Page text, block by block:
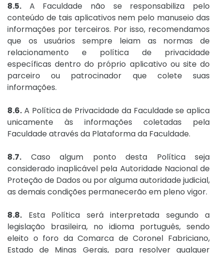
8.5. A Faculdade não se responsabiliza pelo
conteúdo de tais aplicativos nem pelo manuseio das
informações por terceiros. Por isso, recomendamos
que os usuários sempre leiam as normas de
relacionamento e política de privacidade
específicas dentro do próprio aplicativo ou site do
parceiro ou patrocinador que colete suas
informações.
8.6. A Política de Privacidade da Faculdade se aplica
unicamente às informações coletadas pela
Faculdade através da Plataforma da Faculdade.
8.7. Caso algum ponto desta Política seja
considerado inaplicável pela Autoridade Nacional de
Proteção de Dados ou por alguma autoridade judicial,
as demais condições permanecerão em pleno vigor.
8.8. Esta Política será interpretada segundo a
legislação brasileira, no idioma português, sendo
eleito o foro da Comarca de Coronel Fabriciano,
Estado de Minas Gerais, para resolver qualquer